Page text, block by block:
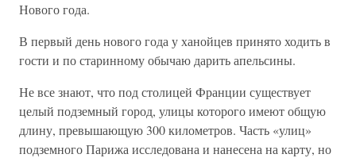
Нового года.
В первый день нового года у ханойцев принято ходить в
гости и по старинному обычаю дарить апельсины.
Не все знают, что под столицей Франции существует
целый подземный город, улицы которого имеют общую
длину, превышающую 300 километров. Часть «улиц»
подземного Парижа исследована и нанесена на карту, но